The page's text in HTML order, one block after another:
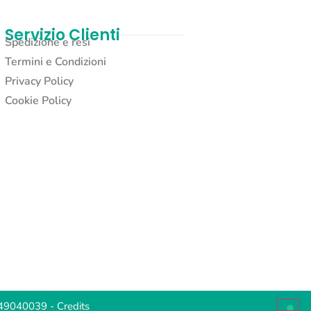
Servizio Clienti
Spedizione e resi
Termini e Condizioni
Privacy Policy
Cookie Policy
- Credits